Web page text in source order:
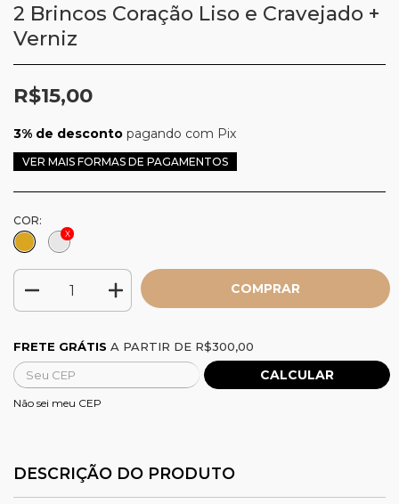
2 Brincos Coração Liso e Cravejado +
Verniz
R$15,00
3% de desconto pagando com Pix
VER MAIS FORMAS DE PAGAMENTOS
COR:
Frete grátis R$300,00
Entregas para o CEP: Alterar CEP
FRETE GRÁTIS A PARTIR DE R$300,00
CALCULAR
Não sei meu CEP
DESCRIÇÃO DO PRODUTO